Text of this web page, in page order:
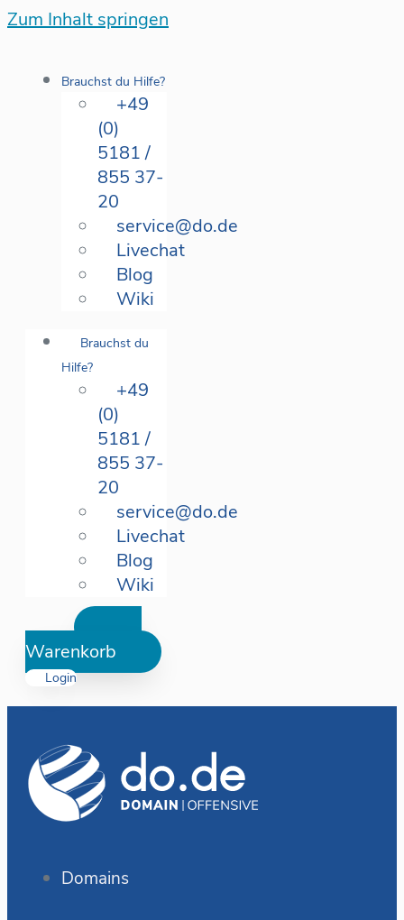
Zum Inhalt springen
Brauchst du Hilfe?
+49
(0)
5181 /
855 37-
20
service@do.de
Livechat
Blog
Wiki
Brauchst du
Hilfe?
+49
(0)
5181 /
855 37-
20
service@do.de
Livechat
Blog
Wiki
Warenkorb
Login
Domains